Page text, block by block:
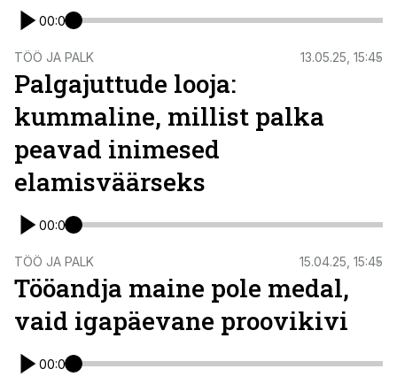
00:00
TÖÖ JA PALK 13.05.25, 15:45
Palgajuttude looja:
kummaline, millist palka
peavad inimesed
elamisväärseks
00:00
TÖÖ JA PALK 15.04.25, 15:45
Tööandja maine pole medal,
vaid igapäevane proovikivi
00:00